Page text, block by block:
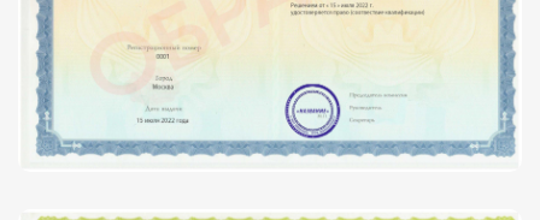
Факультет физической культуры и спорта
Юридический факультет
Факультет менеджмента и экономики
Факультет педагогики